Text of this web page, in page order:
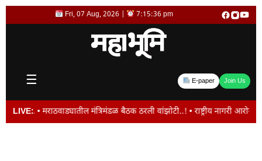
Skip
Fri, 07 Aug, 2026 | 7:15:37 pm
☰ E-paper Join Us
LIVE: मंत्रिमंडळ बैठक ठरली वांझोटी..! • राष्ट्रीय नागरी आरोग्य